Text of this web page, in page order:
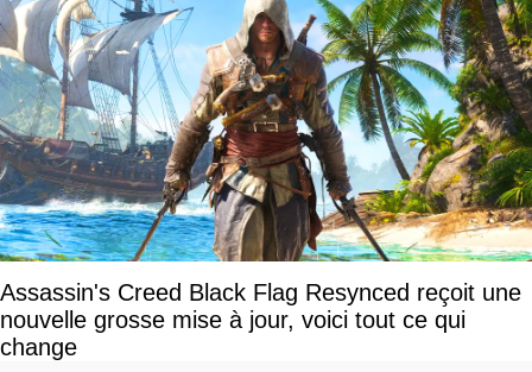
Assassin's Creed Black Flag Resynced reçoit une
nouvelle grosse mise à jour, voici tout ce qui
change